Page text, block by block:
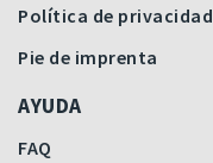
Política de privacidad
Pie de imprenta
AYUDA
FAQ